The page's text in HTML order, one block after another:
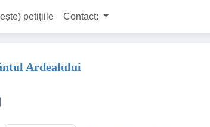
petițiile Contact:
Ardealului